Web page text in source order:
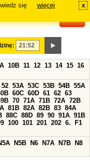
się
więcej x
10B 11 12 13 14 15 16
52 53A 53C 53B 54B 55A
60C 60D 61 62 63
70 71A 71B 72A 72B
81B 82A 82B 83 84A
88C 88D 89 90 91A 91B
100 101 201 202 6.
F1
N5B N6 N7A N7B
N8